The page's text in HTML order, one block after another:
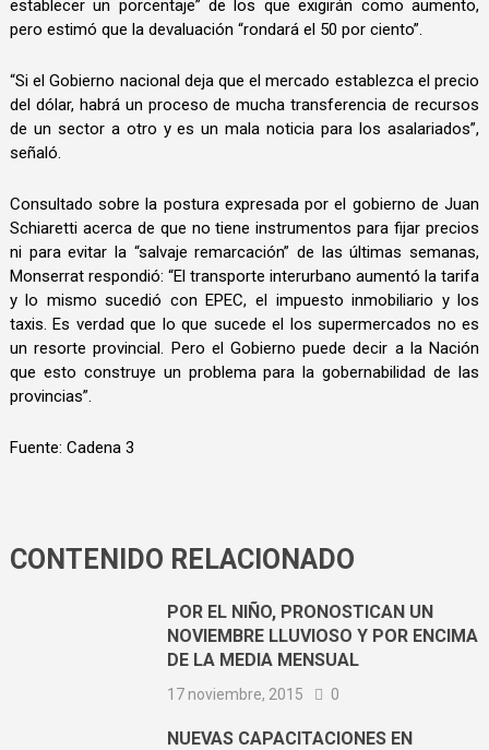
establecer un porcentaje” de los que exigirán como aumento,
pero estimó que la devaluación “rondará el 50 por ciento”.
“Si el Gobierno nacional deja que el mercado establezca el precio
del dólar, habrá un proceso de mucha transferencia de recursos
de un sector a otro y es un mala noticia para los asalariados”,
señaló.
Consultado sobre la postura expresada por el gobierno de Juan
Schiaretti acerca de que no tiene instrumentos para fijar precios
ni para evitar la “salvaje remarcación” de las últimas semanas,
Monserrat respondió: “El transporte interurbano aumentó la tarifa
y lo mismo sucedió con EPEC, el impuesto inmobiliario y los
taxis. Es verdad que lo que sucede el los supermercados no es
un resorte provincial. Pero el Gobierno puede decir a la Nación
que esto construye un problema para la gobernabilidad de las
provincias”.
Fuente: Cadena 3
CONTENIDO RELACIONADO
POR EL NIÑO, PRONOSTICAN UN
NOVIEMBRE LLUVIOSO Y POR ENCIMA
DE LA MEDIA MENSUAL
17 noviembre, 2015 0
NUEVAS CAPACITACIONES EN